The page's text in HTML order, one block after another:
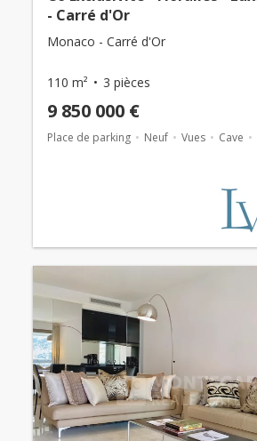
- Carré d'Or
Monaco - Carré d'Or
110 m² 3 pièces
9 850 000 €
Place de parking Neuf Vues Cave